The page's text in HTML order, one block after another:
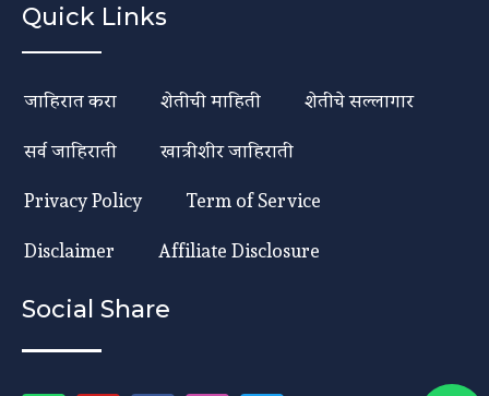
Quick Links
जाहिरात करा शेतीची माहिती
शेतीचे सल्लागार
सर्व जाहिराती
खात्रीशीर जाहिराती
Privacy Policy
Term of Service
Disclaimer
Affiliate Disclosure
Social Share